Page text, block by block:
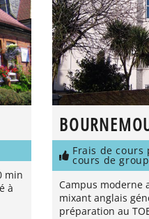
min
à
Frais de cours
cours de
Campus moderne
mixant anglais
préparation au